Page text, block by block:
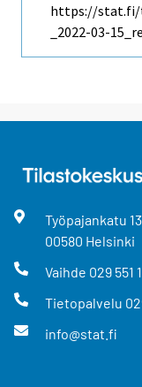
https://stat.fi/
_2022-03-
Työpajankatu 13
00580 Helsinki
Vaihde 029 551
Tietopalvelu
info@stat.fi